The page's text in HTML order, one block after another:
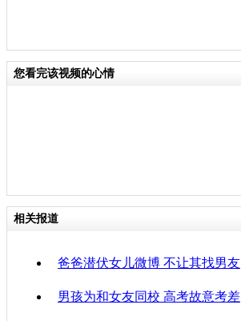
您看完该视频的心情
相关报道
爸爸潜伏女儿微博 不让其找男友
男孩为和女友同校 高考故意考差